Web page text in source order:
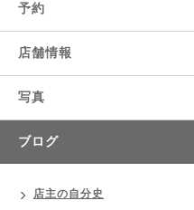
予約
店舗情報
写真
ブログ
店主の自分史